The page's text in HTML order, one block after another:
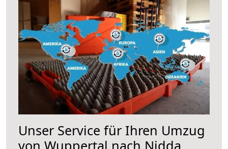
Unser Service für Ihren Umzug
von Wuppertal nach Nidda